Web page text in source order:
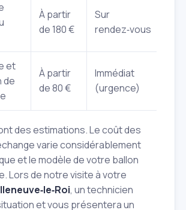
À partir
de 180 €
Sur
rendez‑vous
et
de
À partir
de 80 €
Immédiat
(urgence)
des estimations. Le coût des
varie considérablement
et le modèle de votre ballon
Lors de notre visite à votre
, un technicien
et vous présentera un